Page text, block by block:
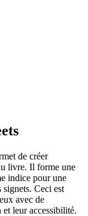
de créer
livre. Il forme une
indice pour une
signets. Ceci est
avec de
leur accessibilité.